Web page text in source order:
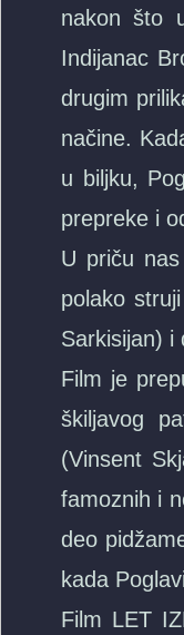
nakon što
Indijanac
drugim
načine.
u biljku,
prepreke i
U priču
polako
Sarkisijan) i
Film je
škiljavog
(Vinsent
famoznih i
deo
kada
Film LET